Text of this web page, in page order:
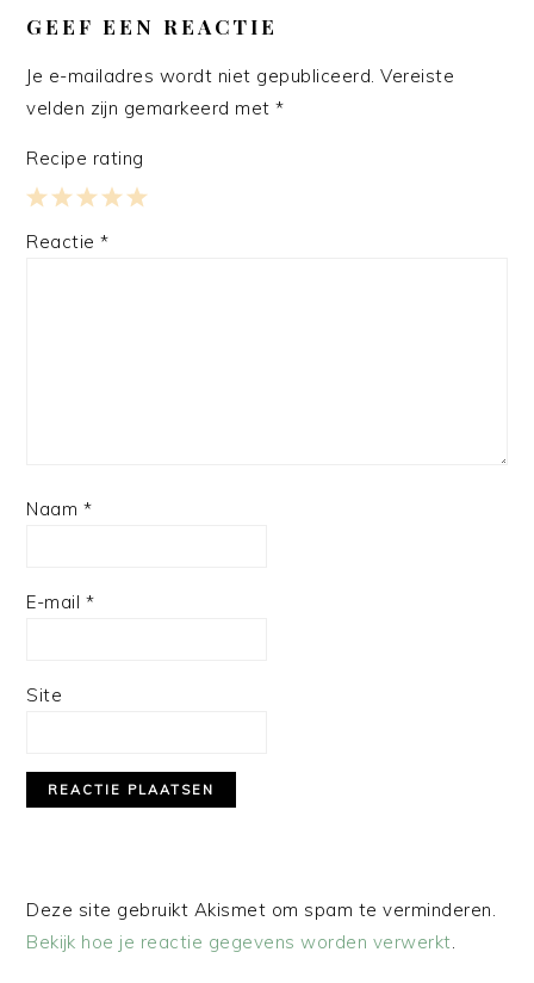
INTERACTIES
GEEF EEN REACTIE
Je e-mailadres wordt niet gepubliceerd. Vereiste
velden zijn gemarkeerd met*
Recipe rating
4
3
2
1
Reactie*
Naam *
E-mail *
Site
Deze site gebruikt Akismet om spam te verminderen.
Bekijk hoe je reactie gegevens worden verwerkt.